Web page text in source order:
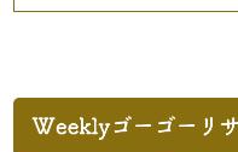
テクノロジーの進歩とと
てきています。今ではど